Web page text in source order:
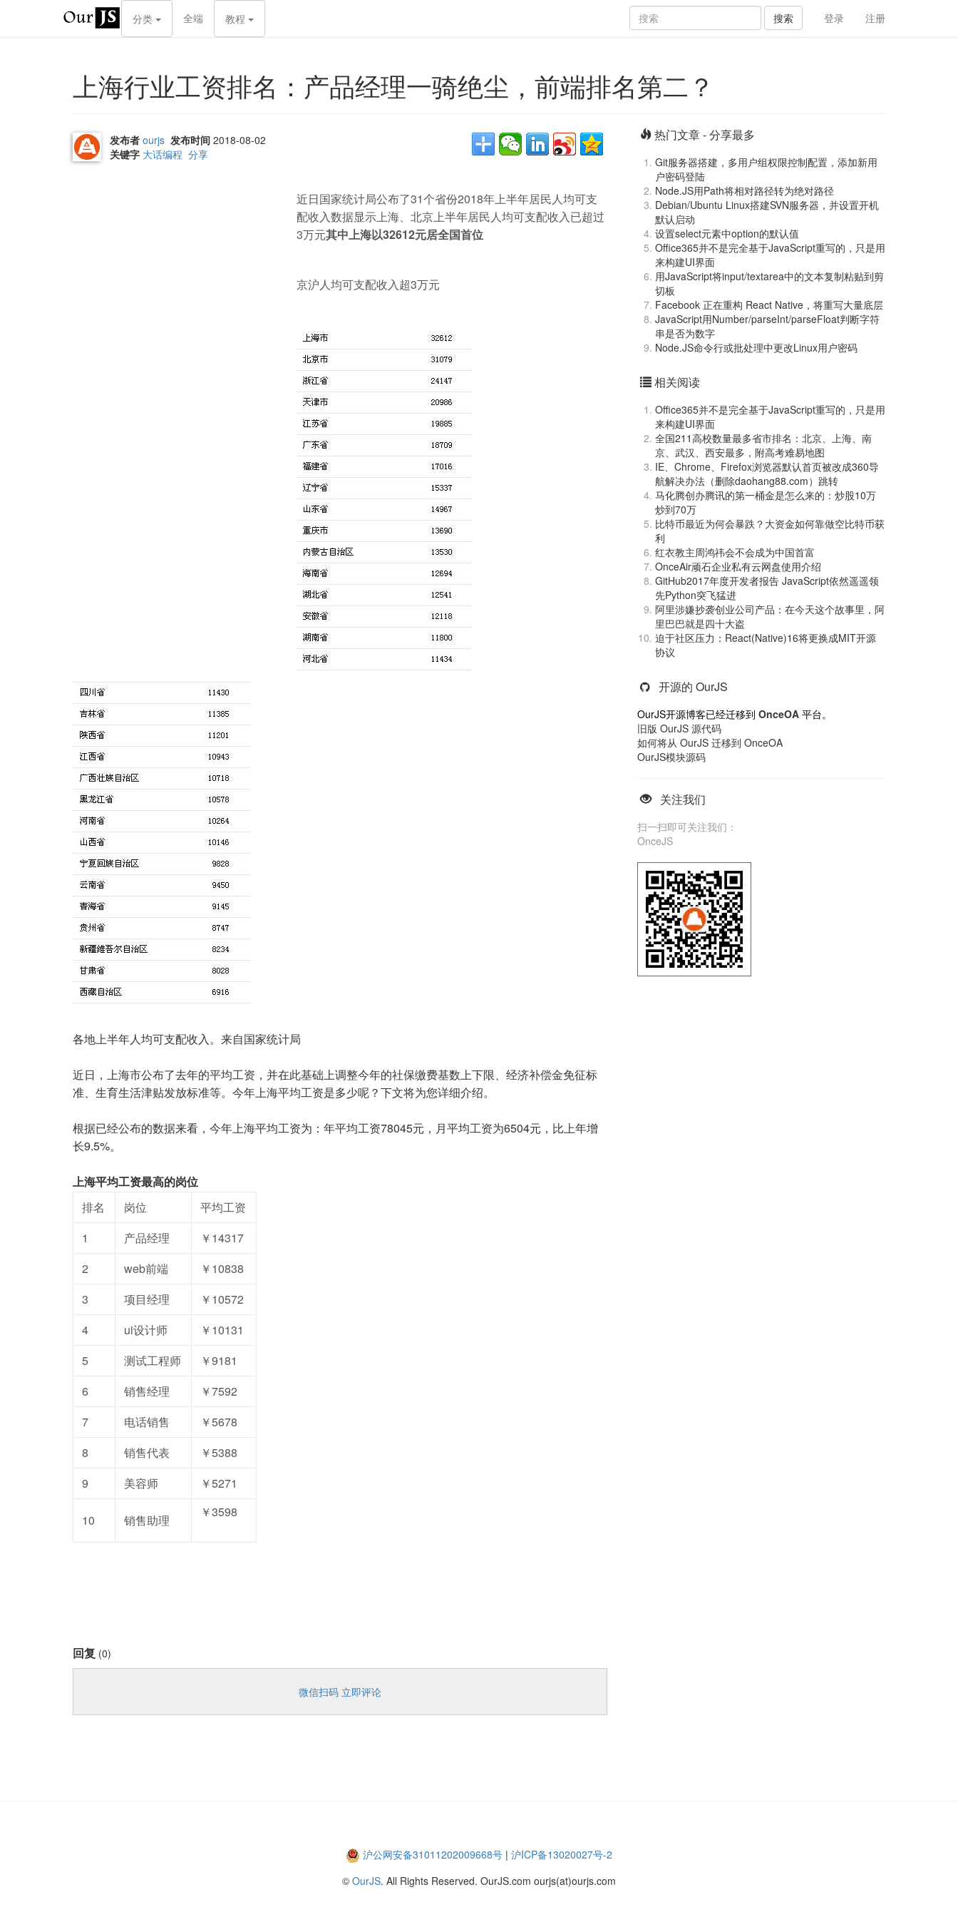
登录 注册
搜索
分类 全端 教程
上海行业工资排名：产品经理一骑绝尘，前端排名第二？
发布者 ourjs 发布时间 2018-08-02
关键字 大话编程 分享
近日国家统计局公布了31个省份2018年上半年居民人均可支
配收入数据显示上海、北京上半年居民人均可支配收入已超过
3万元其中上海以32612元居全国首位
京沪人均可支配收入超3万元
各地上半年人均可支配收入。来自国家统计局
近日，上海市公布了去年的平均工资，并在此基础上调整今年的社保缴费基数上下限、经济补偿金免征标
准、生育生活津贴发放标准等。今年上海平均工资是多少呢？下文将为您详细介绍。
根据已经公布的数据来看，今年上海平均工资为：年平均工资78045元，月平均工资为6504元，比上年增
长9.5%。
上海平均工资最高的岗位
排名
岗位
平均工资
1
产品经理
￥14317
2
web前端
￥10838
3
项目经理
￥10572
4
ui设计师
￥10131
5
测试工程师
￥9181
6
销售经理
￥7592
7
电话销售
￥5678
8
销售代表
￥5388
9
美容师 ￥5271
10 销售助理
￥3598
回复 (0)
微信扫码 立即评论
热门文章 - 分享最多
Git服务器搭建，多用户组权限控制配置，添加新用
户密码登陆
Node.JS用Path将相对路径转为绝对路径
Debian/Ubuntu Linux搭建SVN服务器，并设置开机
默认启动
设置select元素中option的默认值
Office365并不是完全基于JavaScript重写的，只是用
来构建UI界面
用JavaScript将input/textarea中的文本复制粘贴到剪
切板
Facebook 正在重构 React Native，将重写大量底层
JavaScript用Number/parseInt/parseFloat判断字符
串是否为数字
Node.JS命令行或批处理中更改Linux用户密码
相关阅读
Office365并不是完全基于JavaScript重写的，只是用
来构建UI界面
全国211高校数量最多省市排名：北京、上海、南
京、武汉、西安最多，附高考难易地图
IE、Chrome、Firefox浏览器默认首页被改成360导
航解决办法（删除daohang88.com）跳转
马化腾创办腾讯的第一桶金是怎么来的：炒股10万
炒到70万
比特币最近为何会暴跌？大资金如何靠做空比特币获
利
红衣教主周鸿祎会不会成为中国首富
OnceAir顽石企业私有云网盘使用介绍
GitHub2017年度开发者报告 JavaScript依然遥遥领
先Python突飞猛进
阿里涉嫌抄袭创业公司产品：在今天这个故事里，阿
里巴巴就是四十大盗
迫于社区压力：React(Native)16将更换成MIT开源
协议
开源的 OurJS
OurJS开源博客已经迁移到 OnceOA 平台。
旧版 OurJS 源代码
如何将从 OurJS 迁移到 OnceOA
OurJS模块源码
关注我们
扫一扫即可关注我们：
OnceJS
沪公网安备31011202009668号 | 沪ICP备13020027号-2
© OurJS. All Rights Reserved. OurJS.com ourjs(at)ourjs.com